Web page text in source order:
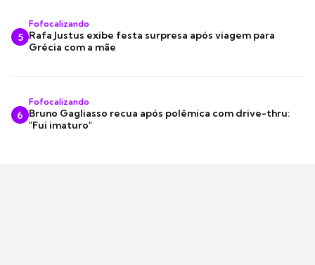
5
Fofocalizando
Rafa Justus exibe festa surpresa após viagem para
Grécia com a mãe
6
Fofocalizando
Bruno Gagliasso recua após polêmica com drive-thru:
"Fui imaturo"